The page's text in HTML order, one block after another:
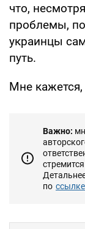
что,
проблемы,
украинцы
путь.
Мне кажется,
Важно:
по